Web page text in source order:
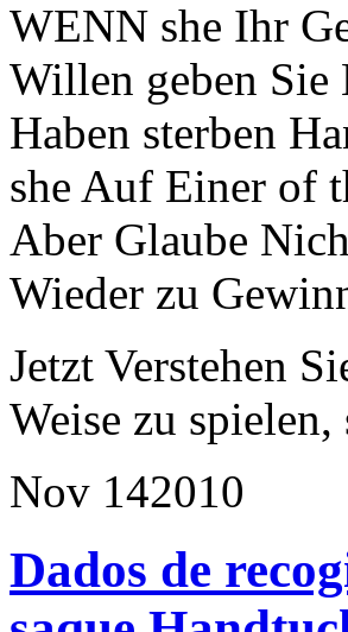
WENN she Ihr
Willen geben Sie
Haben sterben
she Auf Einer of
Aber Glaube
Wieder zu
Jetzt Verstehen
Weise zu
Nov 142010
Dados de